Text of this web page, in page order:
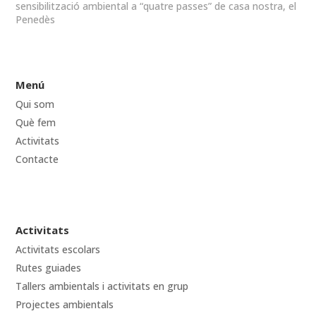
sensibilització ambiental a “quatre passes” de casa nostra, el
Penedès
Menú
Qui som
Què fem
Activitats
Contacte
Activitats
Activitats escolars
Rutes guiades
Tallers ambientals i activitats en grup
Projectes ambientals